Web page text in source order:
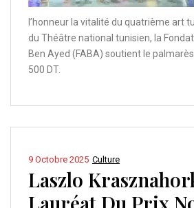
l’honneur la vitalité du quatrième art
du Théâtre national tunisien, la
Ben Ayed (FABA) soutient le
500 DT.
Culture
9 Octobre 2025
Laszlo